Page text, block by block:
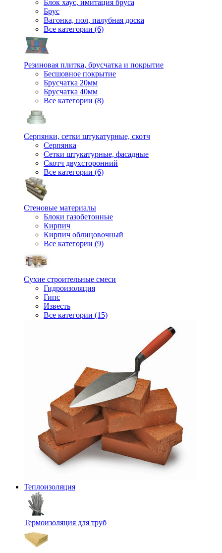
Блок хаус, имитация бруса
Брус
Вагонка, пол, палубная доска
Все категории (6)
Резиновая плитка, брусчатка и покрытие
Бесшовное покрытие
Брусчатка 20мм
Брусчатка 40мм
Все категории (8)
Серпянки, сетки штукатурные, скотч
Серпянка
Сетки штукатурные, фасадные
Скотч двухсторонний
Все категории (6)
Стеновые материалы
Блоки газобетонные
Кирпич
Кирпич облицовочный
Все категории (9)
Сухие строительные смеси
Гидроизоляция
Гипс
Известь
Все категории (15)
Теплоизоляция
Термоизоляция для труб